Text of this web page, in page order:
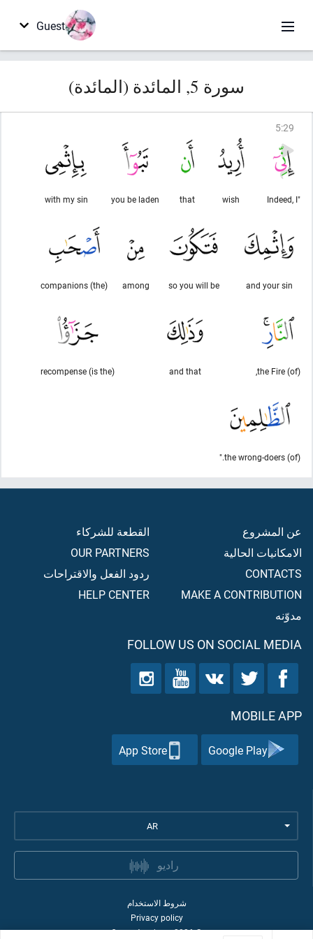
Guest
سورة 5, المائدة (المائدة)
5:29
"Indeed, I
wish
that
you be laden
with my sin
and your sin
so you will be
among
(the) companions
(of) the Fire,
and that
(is the) recompense
(of) the wrong-doers."
عن المشروع
الامكانيات الحالية
CONTACTS
MAKE A CONTRIBUTION
مدوّنه
القطعة للشركاء
OUR PARTNERS
ردود الفعل والاقتراحات
HELP CENTER
FOLLOW US ON SOCIAL MEDIA
MOBILE APP
Google Play
App Store
AR
راديو
شروط الاستخدام
Privacy policy
©
2026
Quran Academy